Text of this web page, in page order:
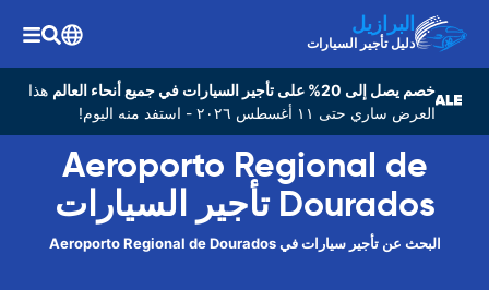
البرازيل
دليل تأجير السيارات
خصم يصل إلى 20% على تأجير السيارات في جميع أنحاء العالم
هذا
العرض ساري حتى ١١ أغسطس ٢٠٢٦ - استفد منه اليوم!
Aeroporto Regional de
Dourados تأجير السيارات
البحث عن تأجير سيارات في Aeroporto Regional de Dourados